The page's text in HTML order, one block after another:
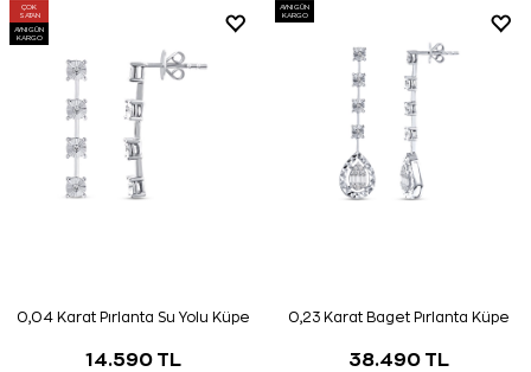
ÇOK
SATAN
AYNI GÜN
KARGO
0,04 Karat Pırlanta Su Yolu Küpe
14.590 TL
AYNI GÜN
KARGO
0,23 Karat Baget Pırlanta Küpe
38.490 TL